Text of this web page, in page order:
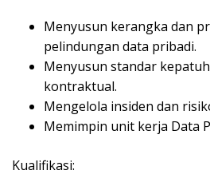
Menyusun kerangka dan
pelindungan data pribadi.
Menyusun standar
kontraktual.
Mengelola insiden dan
Memimpin unit kerja Data
Kualifikasi: